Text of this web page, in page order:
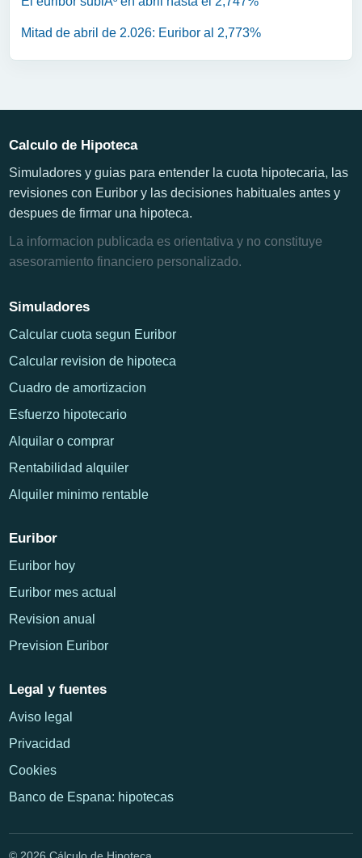
Mitad de abril de 2.026: Euribor al 2,773%
Calculo de Hipoteca
Simuladores y guias para entender la cuota hipotecaria, las
revisiones con Euribor y las decisiones habituales antes y
despues de firmar una hipoteca.
La informacion publicada es orientativa y no constituye
asesoramiento financiero personalizado.
Simuladores
Calcular cuota segun Euribor
Calcular revision de hipoteca
Cuadro de amortizacion
Esfuerzo hipotecario
Alquilar o comprar
Rentabilidad alquiler
Alquiler minimo rentable
Euribor
Euribor hoy
Euribor mes actual
Revision anual
Prevision Euribor
Legal y fuentes
Aviso legal
Privacidad
Cookies
Banco de Espana: hipotecas